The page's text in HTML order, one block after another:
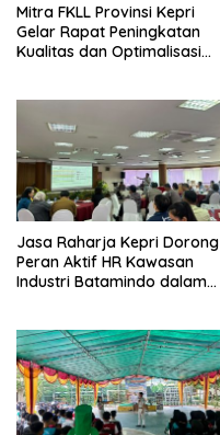
Mitra FKLL Provinsi Kepri
Gelar Rapat Peningkatan
Kualitas dan Optimalisasi
Jasa Raharja Kepri Dorong
Peran Aktif HR Kawasan
Industri Batamindo dalam